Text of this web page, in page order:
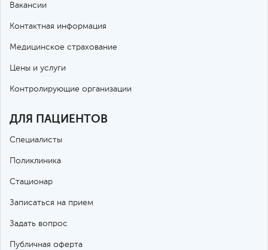
Вакансии
Контактная информация
Медицинское страхование
Цены и услуги
Контролирующие организации
ДЛЯ ПАЦИЕНТОВ
Специалисты
Поликлиника
Стационар
Записаться на прием
Задать вопрос
Публичная оферта